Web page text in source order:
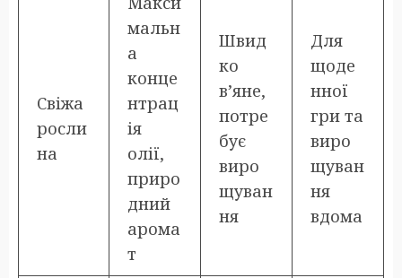
Свіжа
росли
на
мальн
а
конце
нтрац
ія
олії,
приро
дний
арома
т
Швид
ко
в’яне,
потре
бує
виро
щуван
ня
Для
щоде
нної
гри та
виро
щуван
ня
вдома